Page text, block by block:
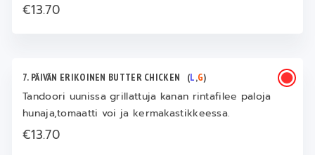
€13.70
7. PÄIVÄN ERIKOINEN BUTTER CHICKEN (L,G)
Tandoori uunissa grillattuja kanan rintafilee paloja
hunaja,tomaatti voi ja kermakastikkeessa.
€13.70